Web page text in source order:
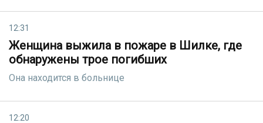
12:31
Женщина выжила в пожаре в Шилке, где
обнаружены трое погибших
Она находится в больнице
12:20